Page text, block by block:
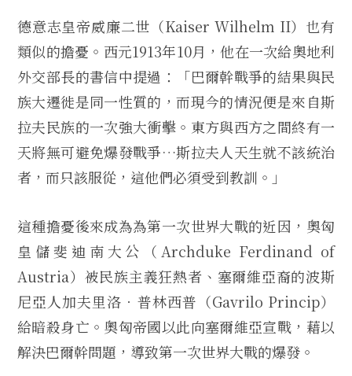
德意志皇帝威廉二世（Kaiser Wilhelm II）也有
類似的擔憂。西元1913年10月，他在一次給奧地利
外交部長的書信中提過：「巴爾幹戰爭的結果與民
族大遷徙是同一性質的，而現今的情況便是來自斯
拉夫民族的一次強大衝擊。東方與西方之間終有一
天將無可避免爆發戰爭…斯拉夫人天生就不該統治
者，而只該服從，這他們必須受到教訓。」
這種擔憂後來成為為第一次世界大戰的近因，奧匈
皇儲斐迪南大公（Archduke Ferdinand of
Austria）被民族主義狂熱者、塞爾維亞裔的波斯
尼亞人加夫里洛．普林西普（Gavrilo Princip）
給暗殺身亡。奧匈帝國以此向塞爾維亞宣戰，藉以
解決巴爾幹問題，導致第一次世界大戰的爆發。